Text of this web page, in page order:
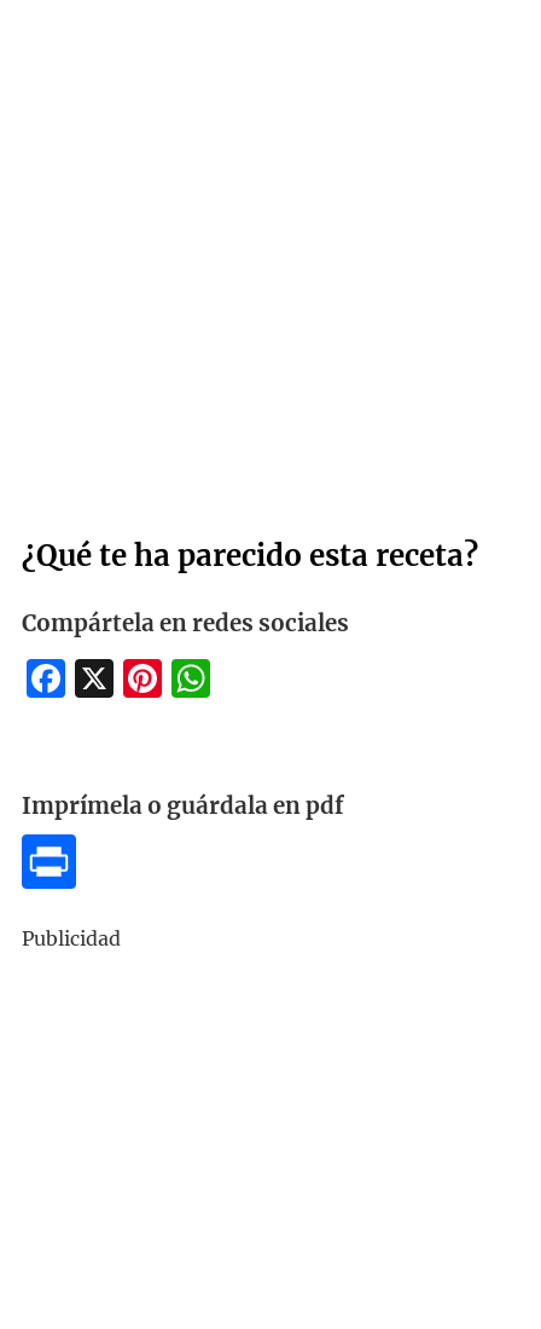
¿Qué te ha parecido esta receta?
Compártela en redes sociales
Facebook
X Pinterest
WhatsApp
Imprímela o guárdala en pdf
Publicidad